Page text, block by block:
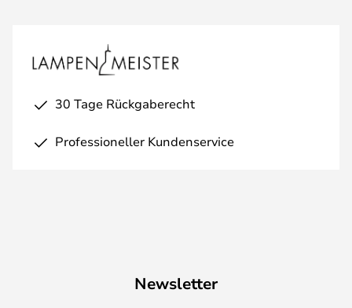
30 Tage Rückgaberecht
Professioneller Kundenservice
Newsletter